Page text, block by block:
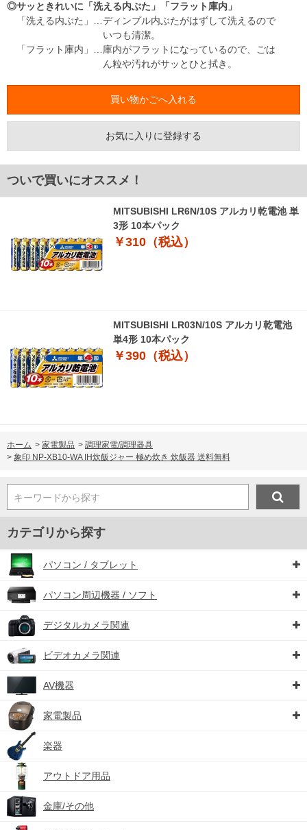
◎サッときれいに「洗える内ぶた」「フラット庫内」
「洗える内ぶた」…ディンプル内ぶたがはずして洗えるので
いつも清潔。
「フラット庫内」…庫内がフラットになっているので、ごは
ん粒や汚れがサッとひと拭き。
お気に入りに登録する
ついで買いにオススメ！
MITSUBISHI LR6N/10S アルカリ乾電池 単
3形 10本パック
￥310（税込）
MITSUBISHI LR03N/10S アルカリ乾電池
単4形 10本パック
￥390（税込）
ホーム > 家電製品 > 調理家電/調理器具
> 象印 NP-XB10-WA IH炊飯ジャー 極め炊き 炊飯器 送料無料
キーワードから探す
カテゴリから探す
パソコン / タブレット
パソコン周辺機器 / ソフト
デジタルカメラ関連
ビデオカメラ関連
AV機器
家電製品
楽器
アウトドア用品
金庫/その他